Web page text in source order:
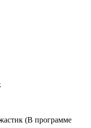
(В программе